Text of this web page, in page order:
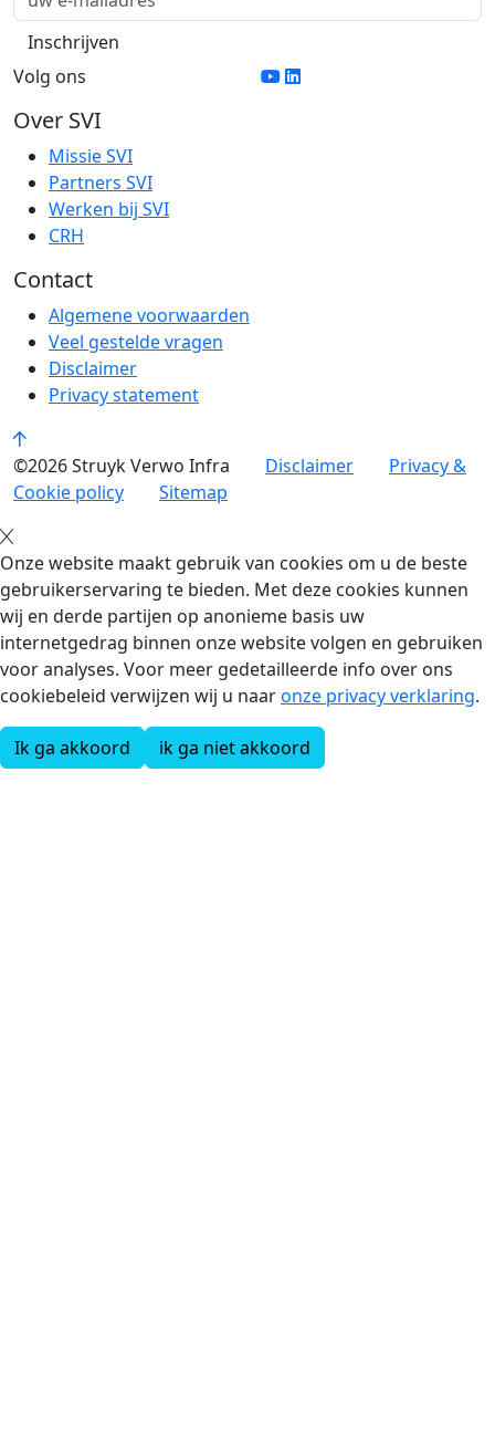
Volg ons
Over SVI
Missie SVI
Partners SVI
Werken bij SVI
CRH
Contact
Algemene voorwaarden
Veel gestelde vragen
Disclaimer
Privacy statement
©2026 Struyk Verwo Infra Disclaimer
Privacy &
Cookie policy
Sitemap
Onze website maakt gebruik van cookies om u de beste
gebruikerservaring te bieden. Met deze cookies kunnen
wij en derde partijen op anonieme basis uw
internetgedrag binnen onze website volgen en gebruiken
voor analyses. Voor meer gedetailleerde info over ons
cookiebeleid verwijzen wij u naaronze privacy verklaring.
Ik ga akkoord ik ga niet akkoord